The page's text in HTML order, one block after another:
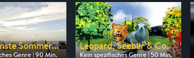
Sommer...
Genre | 90 Min.
Leopard, Seebär & Co.
Kein spezifisches Genre | 50 Min.